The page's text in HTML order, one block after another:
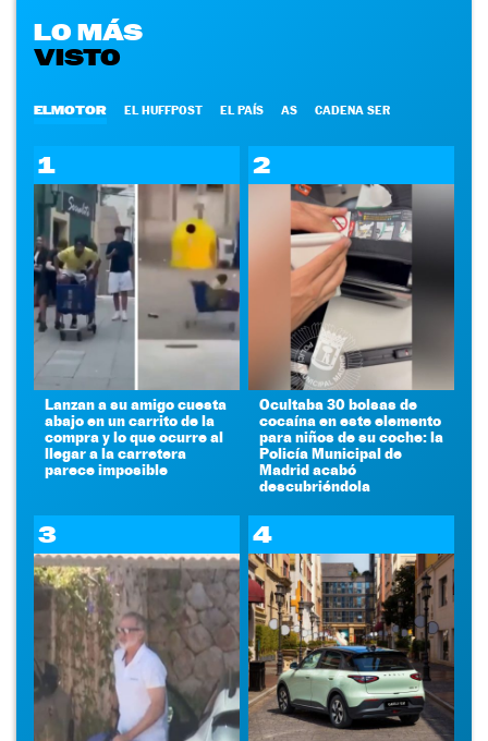
LO MÁS
VISTO
ELMOTOR EL HUFFPOST EL PAÍS AS CADENA SER
1
Lanzan a su amigo cuesta
abajo en un carrito de la
compra y lo que ocurre al
llegar a la carretera
parece imposible
2
Ocultaba 30 bolsas de
cocaína en este elemento
para niños de su coche: la
Policía Municipal de
Madrid acabó
descubriéndola
3 4